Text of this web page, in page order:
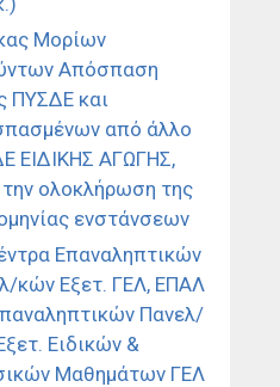
Μορίων
Απόσπαση
ΠΥΣΔΕ και
από άλλο
ΕΙΔΙΚΗΣ ΑΓΩΓΗΣ,
ολοκλήρωση της
ενστάνσεων
Επαναληπτικών
κών Εξετ. ΓΕΛ, ΕΠΑΛ
Πανελ/
Ειδικών &
Μαθημάτων ΓΕΛ